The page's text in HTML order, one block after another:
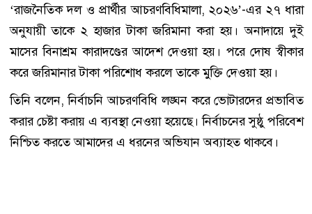
‘রাজনৈতিক দল ও প্রার্থীর আচরণবিধিমালা, ২০২৬’-এর ২৭ ধারা
অনুযায়ী তাকে ২ হাজার টাকা জরিমানা করা হয়। অনাদায়ে দুই
মাসের বিনাশ্রম কারাদণ্ডের আদেশ দেওয়া হয়। পরে দোষ স্বীকার
করে জরিমানার টাকা পরিশোধ করলে তাকে মুক্তি দেওয়া হয়।
তিনি বলেন, নির্বাচনি আচরণবিধি লঙ্ঘন করে ভোটারদের প্রভাবিত
করার চেষ্টা করায় এ ব্যবস্থা নেওয়া হয়েছে। নির্বাচনের সুষ্ঠু পরিবেশ
নিশ্চিত করতে আমাদের এ ধরনের অভিযান অব্যাহত থাকবে।